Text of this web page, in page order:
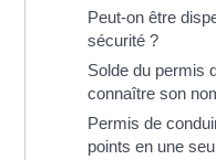
Peut-on être
sécurité ?
Solde du permis
connaître son
Permis de
points en une